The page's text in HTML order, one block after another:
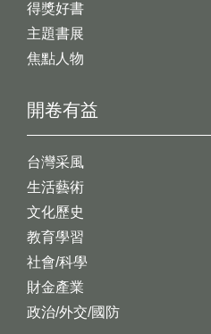
開卷有益
台灣采風
生活藝術
文化歷史
教育學習
社會/科學
財金產業
政治/外交/國防
得獎好書
主題書展
焦點人物